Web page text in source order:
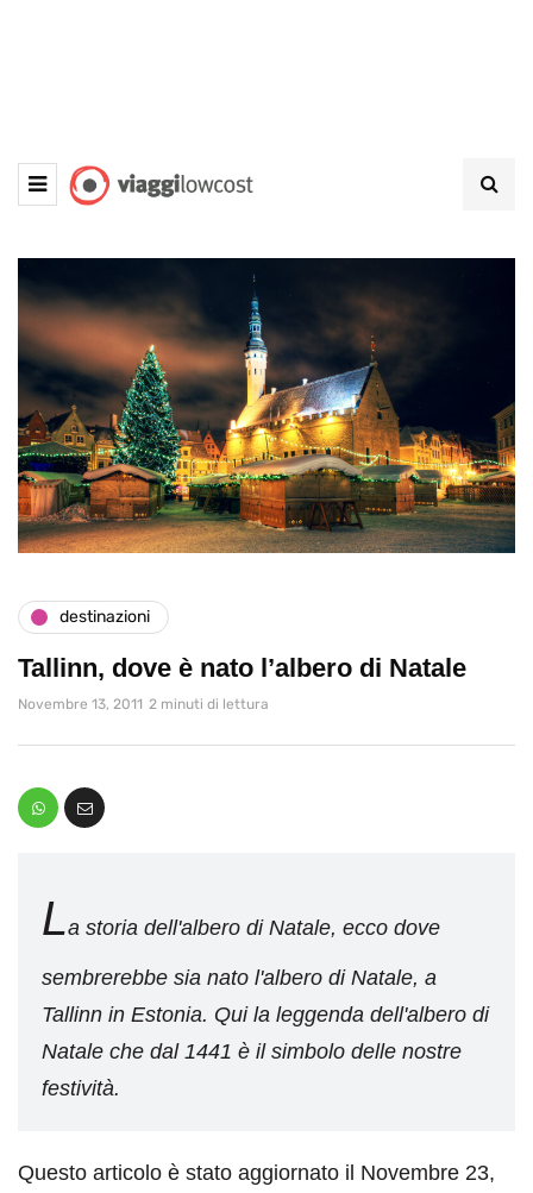
destinazioni
Tallinn, dove è nato l’albero di Natale
Novembre 13, 2011 2 minuti di lettura
La storia dell'albero di Natale, ecco dove
sembrerebbe sia nato l'albero di Natale, a
Tallinn in Estonia. Qui la leggenda dell'albero di
Natale che dal 1441 è il simbolo delle nostre
festività.
Questo articolo è stato aggiornato il Novembre 23,